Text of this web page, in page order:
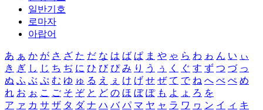
일반기호
로마자
아랍어
あ ぁ か が さ ざ た だ な は ば ぱ ま や ゃ ら わ ゎ ん い ぃ
き ぎ し じ ち ぢ に ひ び ぴ み り う ぅ く ぐ す ず つ づ っ
ぬ ふ ぶ ぷ む ゆ ゅ る え ぇ け げ せ ぜ て で ね へ べ ぺ め
れ お ぉ こ ご そ ぞ と ど の ほ ぼ ぽ も よ ょ ろ を
ア ァ カ サ ザ タ ダ ナ ハ バ パ マ ヤ ャ ラ ワ ヮ ン イ ィ キ